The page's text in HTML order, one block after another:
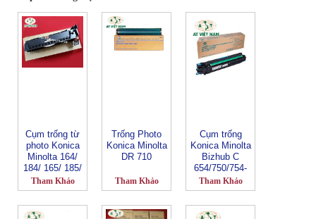
Cụm trống từ
photo Konica
Minolta 164/
184/ 165/ 185/
195-DR 116
Tham Khảo
Trống Photo
Konica Minolta
DR 710
Tham Khảo
Cụm trống
Konica Minolta
Bizhub C
654/750/754-
DR 711C
Tham Khảo